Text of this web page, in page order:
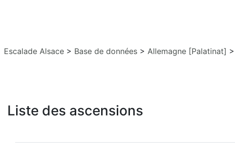
Escalade Alsace > Base de données > Allemagne [Palatinat] >
Liste des ascensions